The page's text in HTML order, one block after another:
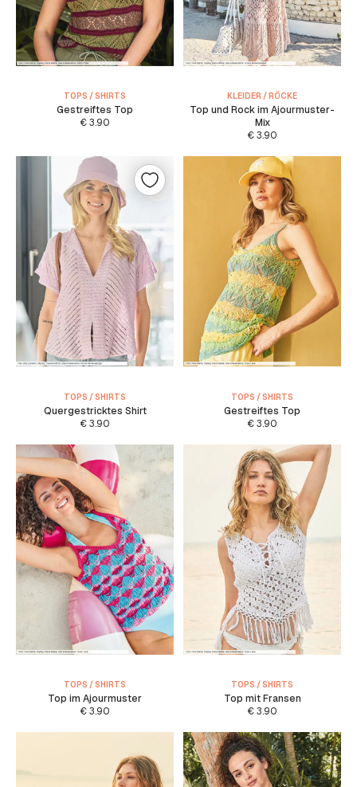
TOPS / SHIRTS
Gestreiftes Top
€3.90
KLEIDER / RÖCKE
Top und Rock im Ajourmuster-
Mix
€3.90
TOPS / SHIRTS
Quergestricktes Shirt
€3.90
TOPS / SHIRTS
Gestreiftes Top
€3.90
TOPS / SHIRTS
Top im Ajourmuster
€3.90
TOPS / SHIRTS
Top mit Fransen
€3.90